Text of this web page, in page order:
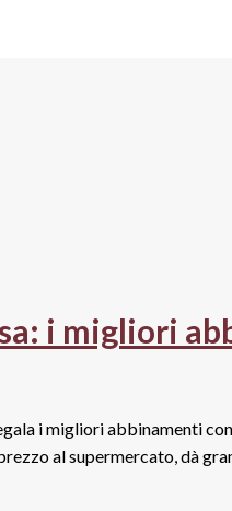
i migliori
i migliori abbinamenti
al supermercato, dà